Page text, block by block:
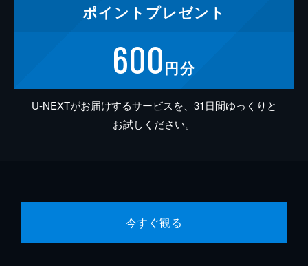
ポイント プレゼント
600円分
U-NEXTがお届けするサービスを、31日間ゆっくりと
お試しください。
今すぐ観る